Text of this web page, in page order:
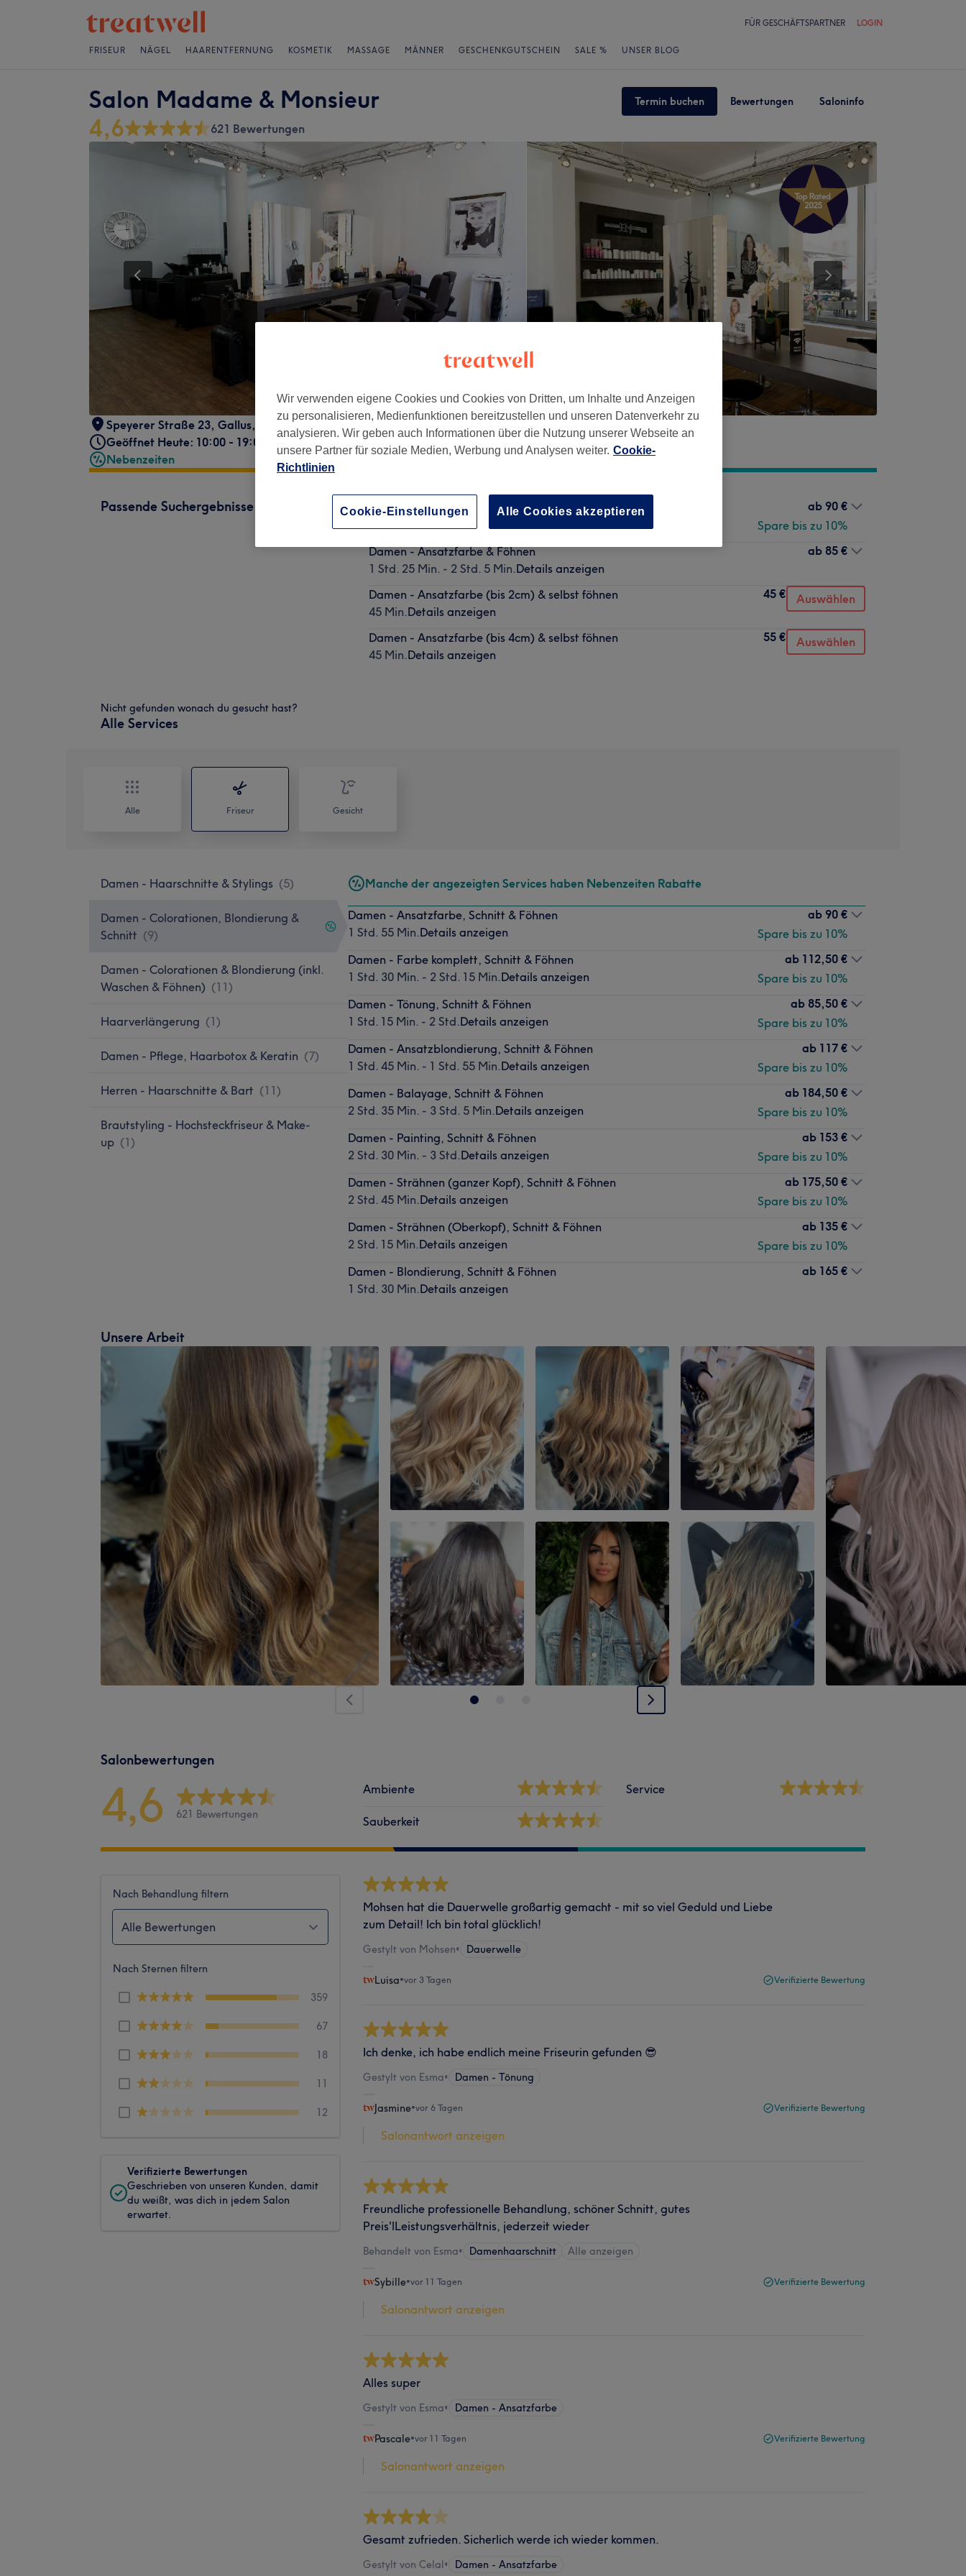
FÜR GESCHÄFTSPARTNER LOGIN
FRISEUR NÄGEL HAARENTFERNUNG KOSMETIK MASSAGE MÄNNER GESCHENKGUTSCHEIN SALE % UNSER BLOG
Salon Madame & Monsieur Termin buchen Bewertungen Saloninfo
4,6 621 Bewertungen
Speyerer Straße 23, Gallus, Frankfurt am Main, 60327
Geöffnet Heute: 10:00 - 19:00
Nebenzeiten
Passende Suchergebnisse
Damen - Ansatzfarbe, Schnitt & Föhnen
ab 90 €
Spare bis zu 10%
Damen - Ansatzfarbe & Föhnen
1 Std. 25 Min. - 2 Std. 5 Min.Details anzeigen
ab 85 €
Damen - Ansatzfarbe (bis 2cm) & selbst föhnen
45 Min.Details anzeigen
45 € Auswählen
Damen - Ansatzfarbe (bis 4cm) & selbst föhnen
45 Min.Details anzeigen
55 € Auswählen
Nicht gefunden wonach du gesucht hast?
Alle Services
Alle Friseur Gesicht
Damen - Haarschnitte & Stylings (5)
Damen - Colorationen, Blondierung &
Schnitt (9)
Damen - Colorationen & Blondierung (inkl.
Waschen & Föhnen) (11)
Haarverlängerung (1)
Damen - Pflege, Haarbotox & Keratin (7)
Herren - Haarschnitte & Bart (11)
Brautstyling - Hochsteckfriseur & Make-
up (1)
Manche der angezeigten Services haben Nebenzeiten Rabatte
Damen - Ansatzfarbe, Schnitt & Föhnen
1 Std. 55 Min.Details anzeigen
ab 90 €
Spare bis zu 10%
Damen - Farbe komplett, Schnitt & Föhnen
1 Std. 30 Min. - 2 Std. 15 Min.Details anzeigen
ab 112,50 €
Spare bis zu 10%
Damen - Tönung, Schnitt & Föhnen
1 Std. 15 Min. - 2 Std.Details anzeigen
ab 85,50 €
Spare bis zu 10%
Damen - Ansatzblondierung, Schnitt & Föhnen
1 Std. 45 Min. - 1 Std. 55 Min.Details anzeigen
ab 117 €
Spare bis zu 10%
Damen - Balayage, Schnitt & Föhnen
2 Std. 35 Min. - 3 Std. 5 Min.Details anzeigen
ab 184,50 €
Spare bis zu 10%
Damen - Painting, Schnitt & Föhnen
2 Std. 30 Min. - 3 Std.Details anzeigen
ab 153 €
Spare bis zu 10%
Damen - Strähnen (ganzer Kopf), Schnitt & Föhnen
2 Std. 45 Min.Details anzeigen
ab 175,50 €
Spare bis zu 10%
Damen - Strähnen (Oberkopf), Schnitt & Föhnen
2 Std. 15 Min.Details anzeigen
ab 135 €
Spare bis zu 10%
Damen - Blondierung, Schnitt & Föhnen
1 Std. 30 Min.Details anzeigen
ab 165 €
Unsere Arbeit
Salonbewertungen
4,6 621 Bewertungen
Ambiente
Sauberkeit
Service
Nach Behandlung filtern
Alle Bewertungen
Nach Sternen filtern
359
67
18
11
12
Verifizierte Bewertungen
Geschrieben von unseren Kunden, damit
du weißt, was dich in jedem Salon
erwartet.
Mohsen hat die Dauerwelle großartig gemacht - mit so viel Geduld und Liebe
zum Detail! Ich bin total glücklich!
Gestylt von Mohsen• Dauerwelle
Luisa•vor 3 Tagen Verifizierte Bewertung
Ich denke, ich habe endlich meine Friseurin gefunden 😎
Gestylt von Esma• Damen - Tönung
Jasmine•vor 6 Tagen Verifizierte Bewertung
Salonantwort anzeigen
Freundliche professionelle Behandlung, schöner Schnitt, gutes
Preis'lLeistungsverhältnis, jederzeit wieder
Behandelt von Esma• Damenhaarschnitt Alle anzeigen
Sybille•vor 11 Tagen Verifizierte Bewertung
Salonantwort anzeigen
Alles super
Gestylt von Esma• Damen - Ansatzfarbe
Pascale•vor 11 Tagen Verifizierte Bewertung
Salonantwort anzeigen
Gesamt zufrieden. Sicherlich werde ich wieder kommen.
Gestylt von Celal• Damen - Ansatzfarbe
Wir verwenden eigene Cookies und Cookies von Dritten, um Inhalte und Anzeigen
zu personalisieren, Medienfunktionen bereitzustellen und unseren Datenverkehr zu
analysieren. Wir geben auch Informationen über die Nutzung unserer Webseite an
unsere Partner für soziale Medien, Werbung und Analysen weiter. Cookie-
Richtlinien
Cookie-Einstellungen Alle Cookies akzeptieren